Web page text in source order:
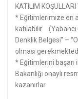
KATILIM
* Eğitimlerimize en
katılabilir.
Denklik Belgesi” –
olması
* Eğitimlerini
Bakanlığı onaylı
kazanırlar.